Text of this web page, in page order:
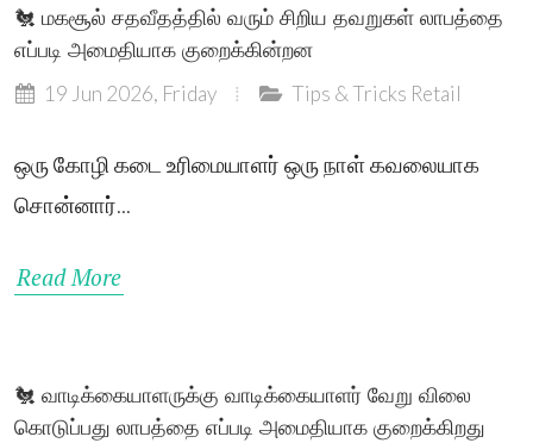
🐔 மகசூல் சதவீதத்தில் வரும் சிறிய தவறுகள் லாபத்தை
எப்படி அமைதியாக குறைக்கின்றன
19 Jun 2026, Friday Tips & Tricks Retail
ஒரு கோழி கடை உரிமையாளர் ஒரு நாள் கவலையாக
சொன்னார்...
Read More
🐔 வாடிக்கையாளருக்கு வாடிக்கையாளர் வேறு விலை
கொடுப்பது லாபத்தை எப்படி அமைதியாக குறைக்கிறது